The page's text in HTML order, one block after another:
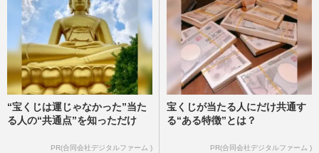
“宝くじは運じゃなかった”当た
る人の“共通点”を知っただけ
PR(合同会社デジタルファーム )
宝くじが当たる人にだけ共通す
る“ある特徴”とは？
PR(合同会社デジタルファーム )